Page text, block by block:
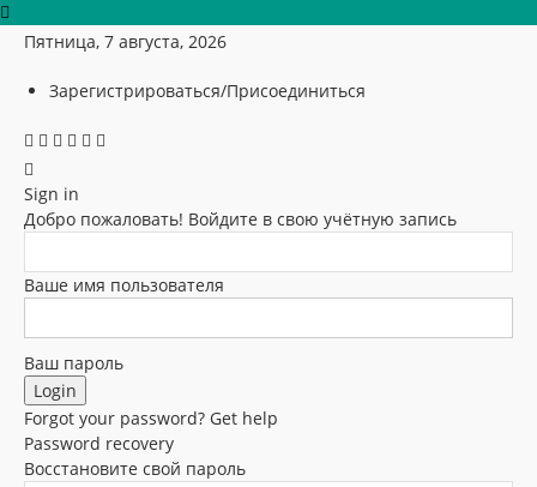
Пятница, 7 августа, 2026
Зарегистрироваться/Присоединиться
Sign in
Добро пожаловать! Войдите в свою учётную запись
Ваше имя пользователя
Ваш пароль
Forgot your password? Get help
Password recovery
Восстановите свой пароль